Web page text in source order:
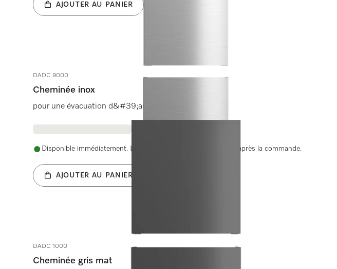
AJOUTER AU PANIER
DADC 9000
Cheminée inox
pour une évacuation d&#39;air par le haut.
Disponible immédiatement. La date de livraison est convenue après la commande.
AJOUTER AU PANIER
DADC 1000
Cheminée gris mat